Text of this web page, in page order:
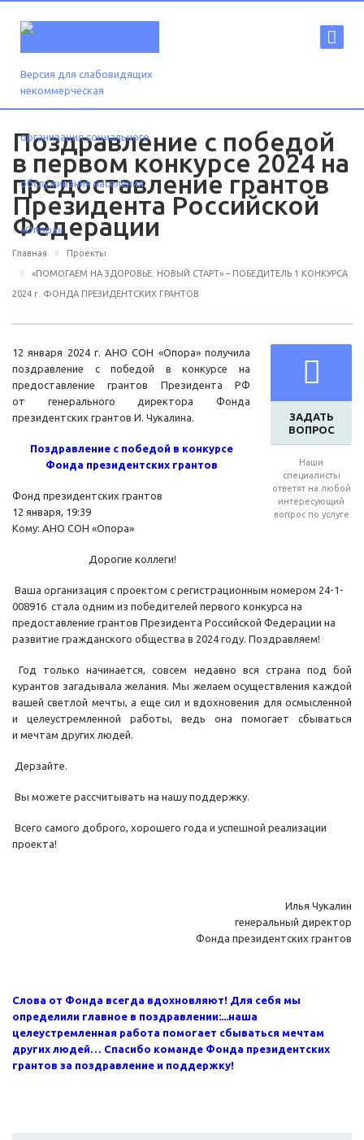
Версия для слабовидящих
Поздравление с победой
в первом конкурсе 2024 на
предоставление грантов
Президента Российской
Федерации
Главная Проекты
«ПОМОГАЕМ НА ЗДОРОВЬЕ: НОВЫЙ СТАРТ» – ПОБЕДИТЕЛЬ 1 КОНКУРСА
2024 г. ФОНДА ПРЕЗИДЕНТСКИХ ГРАНТОВ
ЗАДАТЬ
ВОПРОС
Наши
специалисты
ответят на любой
интересующий
вопрос по услуге
12 января 2024 г. АНО СОН «Опора» получила
поздравление с победой в конкурсе на
предоставление грантов Президента РФ
от генерального директора Фонда
президентских грантов И. Чукалина.
Поздравление с победой в конкурсе
Фонда президентских грантов
Фонд президентских грантов
12 января, 19:39
Кому: АНО СОН «Опора»
Дорогие коллеги!
Ваша организация с проектом с регистрационным номером 24-1-
008916 стала одним из победителей первого конкурса на
предоставление грантов Президента Российской Федерации на
развитие гражданского общества в 2024 году. Поздравляем!
Год только начинается, совсем недавно вся страна под бой
курантов загадывала желания. Мы желаем осуществления каждой
вашей светлой мечты, а еще сил и вдохновения для осмысленной
и целеустремленной работы, ведь она помогает сбываться
и мечтам других людей.
Дерзайте.
Вы можете рассчитывать на нашу поддержку.
Всего самого доброго, хорошего года и успешной реализации
проекта!
Илья Чукалин
генеральный директор
Фонда президентских грантов
Слова от Фонда всегда вдохновляют! Для себя мы
определили главное в поздравлении:...наша
целеустремленная работа помогает сбываться мечтам
других людей… Спасибо команде Фонда президентских
грантов за поздравление и поддержку!